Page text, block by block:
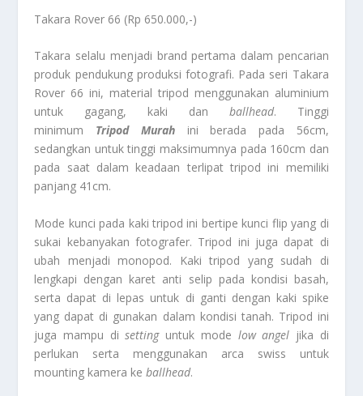
Takara Rover 66 (Rp 650.000,-)
Takara selalu menjadi brand pertama dalam pencarian
produk pendukung produksi fotografi. Pada seri Takara
Rover 66 ini, material tripod menggunakan aluminium
untuk gagang, kaki dan ballhead. Tinggi
minimum Tripod Murahini berada pada 56cm,
sedangkan untuk tinggi maksimumnya pada 160cm dan
pada saat dalam keadaan terlipat tripod ini memiliki
panjang 41cm.
Mode kunci pada kaki tripod ini bertipe kunci flip yang di
sukai kebanyakan fotografer. Tripod ini juga dapat di
ubah menjadi monopod. Kaki tripod yang sudah di
lengkapi dengan karet anti selip pada kondisi basah,
serta dapat di lepas untuk di ganti dengan kaki spike
yang dapat di gunakan dalam kondisi tanah. Tripod ini
juga mampu disettinguntuk mode low angel jika di
perlukan serta menggunakan arca swiss untuk
mounting kamera keballhead.